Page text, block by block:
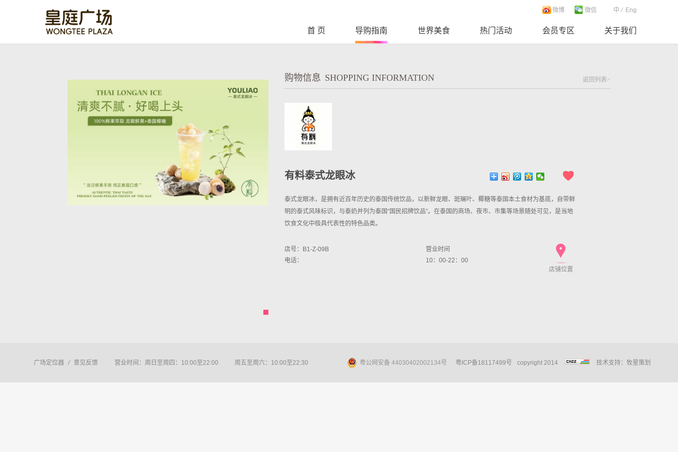
微博 微信 中 / Eng
首 页 导购指南 世界美食 热门活动 会员专区 关于我们
购物信息 SHOPPING INFORMATION 返回列表>
有料泰式龙眼冰
泰式龙眼冰，是拥有近百年历史的泰国传统饮品，以新鲜龙眼、斑斓叶、椰糖等泰国本土食材为基底，自带鲜
明的泰式风味标识，与泰奶并列为泰国“国民招牌饮品”。在泰国的商场、夜市、市集等场景随处可见，是当地
饮食文化中极具代表性的特色品类。
店号：B1-Z-09B
电话：
营业时间
10：00-22：00
店铺位置
广场定位器 / 意见反馈 营业时间：周日至周四：10:00至22:00 周五至周六：10:00至22:30 粤公网安备 44030402002134号 粤ICP备18117499号 copyright 2014 技术支持：牧星策划